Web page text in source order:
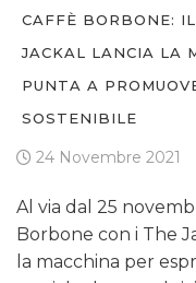
CAFFÈ BORBONE:
JACKAL LANCIA LA
PUNTA A
SOSTENIBILE
24 Novembre 2021
Al via dal 25
Borbone con i The
la macchina per